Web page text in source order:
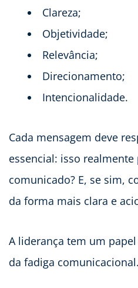
Clareza;
Objetividade;
Relevância;
Direcionamento;
Intencionalidade.
Cada mensagem deve
essencial: isso realmente
comunicado? E, se sim,
da forma mais clara e
A liderança tem um
da fadiga comunicacional.